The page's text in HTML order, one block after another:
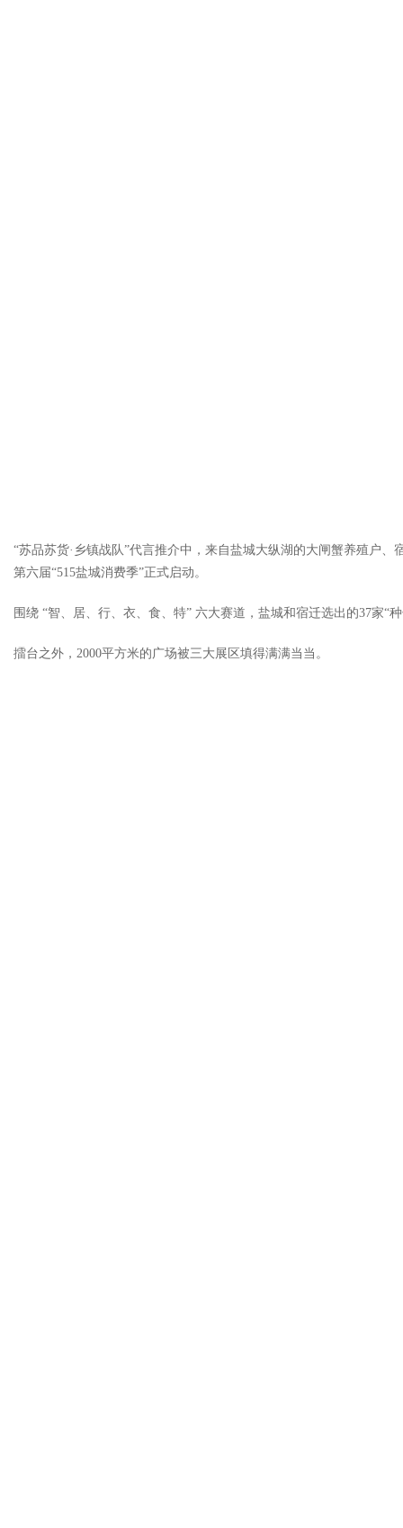
“苏品苏货·乡镇战队”代言推介中，来自盐城大纵湖的大闸蟹养殖户
第六届“515盐城消费季”正式启动。
围绕 “智、居、行、衣、食、特” 六大赛道，盐城和宿迁选出的37家“
擂台之外，2000平方米的广场被三大展区填得满满当当。